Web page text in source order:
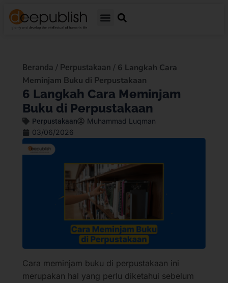
Beranda / Perpustakaan / 6 Langkah Cara
Meminjam Buku di Perpustakaan
6 Langkah Cara Meminjam
Buku di Perpustakaan
Perpustakaan
Muhammad Luqman
03/06/2026
Cara meminjam buku di perpustakaan ini
merupakan hal yang perlu diketahui sebelum